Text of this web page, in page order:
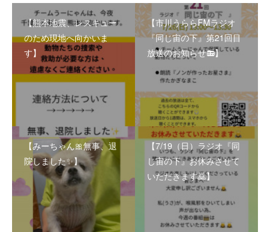
【熊本地震、レスキュー
のため現地へ向かいま
す】
【市川うららFMラジオ
『同じ宙の下』第21回目
放送のお知らせ📻】
【みーちゃん🎀無事、退
院しました✨】
【7/19（日）ラジオ『同
じ宙の下』お休みさせて
いただきます🙇】